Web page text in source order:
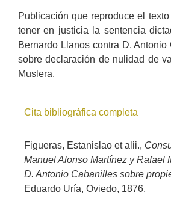
Publicación que reproduce el
tener en justicia la sentencia
Bernardo Llanos contra D.
sobre declaración de nulidad de
Muslera.
Cita bibliográfica completa
Figueras, Estanislao et alii.,
Manuel Alonso Martínez y Rafael
D. Antonio Cabanilles sobre
Eduardo Uría, Oviedo, 1876.